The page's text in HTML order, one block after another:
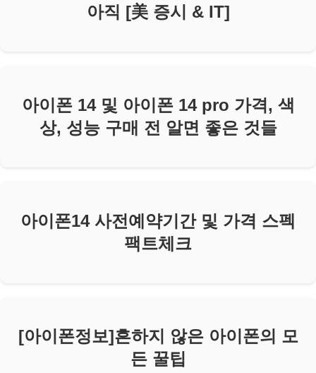
아직 [美 증시 & IT]
아이폰 14 및 아이폰 14 pro 가격, 색
상, 성능 구매 전 알면 좋은 것들
아이폰14 사전예약기간 및 가격 스펙
팩트체크
[아이폰정보]흔하지 않은 아이폰의 모
든 꿀팁